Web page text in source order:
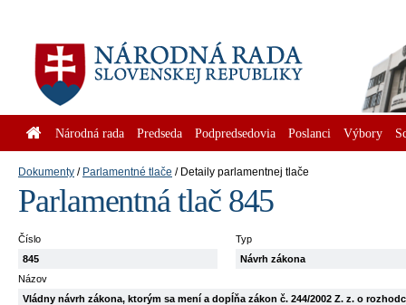
Národná rada Predseda Podpredsedovia Poslanci Výbory
Dokumenty Parlamentné tlače Detaily parlamentnej tlače
Parlamentná tlač 845
Číslo
845
Typ
Návrh zákona
Názov
Vládny návrh zákona, ktorým sa mení a dopĺňa zákon č. 244/2002 Z. z. o